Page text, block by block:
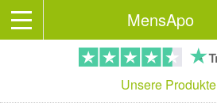
MensApo
Unsere Produkte